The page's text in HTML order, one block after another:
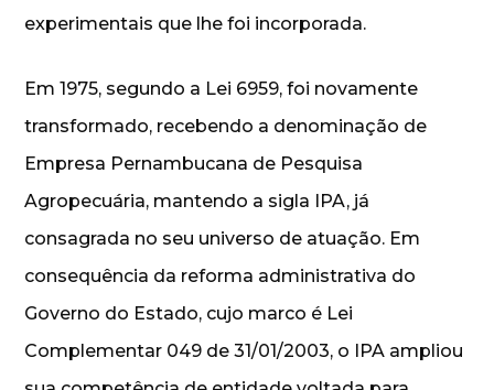
experimentais que lhe foi incorporada.
Em 1975, segundo a Lei 6959, foi novamente
transformado, recebendo a denominação de
Empresa Pernambucana de Pesquisa
Agropecuária, mantendo a sigla IPA, já
consagrada no seu universo de atuação. Em
consequência da reforma administrativa do
Governo do Estado, cujo marco é Lei
Complementar 049 de 31/01/2003, o IPA ampliou